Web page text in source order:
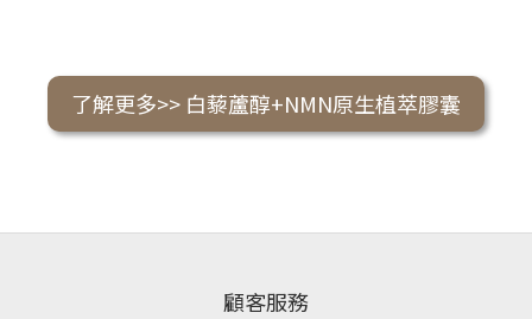
了解更多>> 白藜蘆醇+NMN原生植萃膠囊
顧客服務